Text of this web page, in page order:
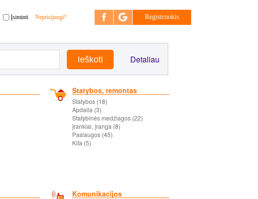
Įsiminti Neprisijungi? Registruokis
Detaliau
Statybos, remontas
Statybos (18)
Apdaila (3)
Statybinės medžiagos (22)
Įrankiai, įranga (8)
Paslaugos (45)
Kita (5)
Komunikacijos